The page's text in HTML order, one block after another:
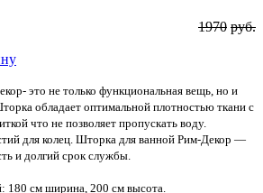
1970 руб.
это не только функциональная вещь, но и
обладает оптимальной плотностью ткани с
что не позволяет пропускать воду.
для колец. Шторка для ванной Рим-Декор —
и долгий срок службы.
180 см ширина, 200 см высота.